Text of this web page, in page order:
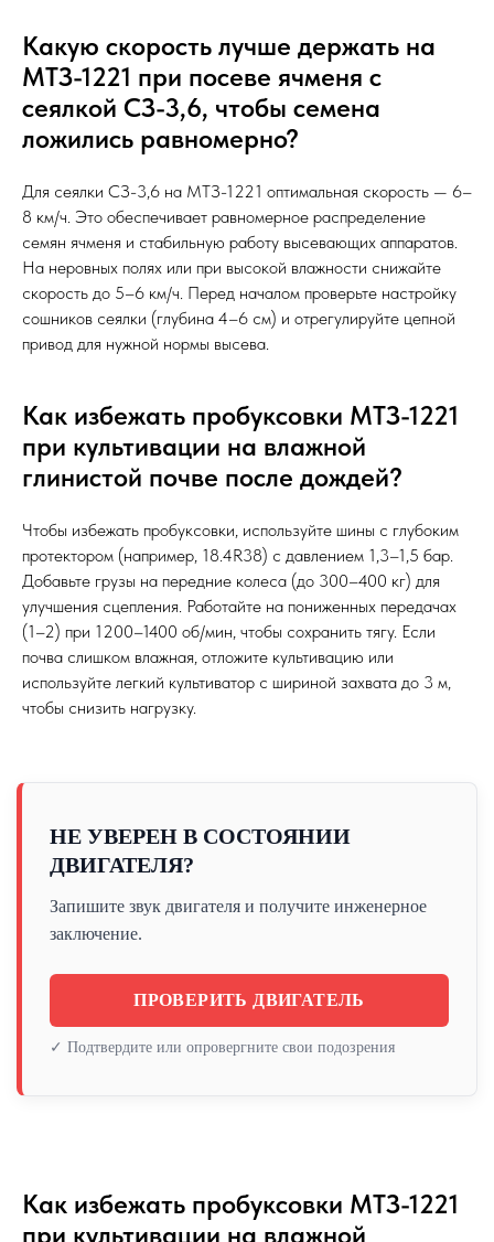
Какую скорость лучше держать на
МТЗ-1221 при посеве ячменя с
сеялкой СЗ-3,6, чтобы семена
ложились равномерно?
Для сеялки СЗ-3,6 на МТЗ-1221 оптимальная скорость — 6–
8 км/ч. Это обеспечивает равномерное распределение
семян ячменя и стабильную работу высевающих аппаратов.
На неровных полях или при высокой влажности снижайте
скорость до 5–6 км/ч. Перед началом проверьте настройку
сошников сеялки (глубина 4–6 см) и отрегулируйте цепной
привод для нужной нормы высева.
Как избежать пробуксовки МТЗ-1221
при культивации на влажной
глинистой почве после дождей?
Чтобы избежать пробуксовки, используйте шины с глубоким
протектором (например, 18.4R38) с давлением 1,3–1,5 бар.
Добавьте грузы на передние колеса (до 300–400 кг) для
улучшения сцепления. Работайте на пониженных передачах
(1–2) при 1200–1400 об/мин, чтобы сохранить тягу. Если
почва слишком влажная, отложите культивацию или
используйте легкий культиватор с шириной захвата до 3 м,
чтобы снизить нагрузку.
НЕ УВЕРЕН В СОСТОЯНИИ
ДВИГАТЕЛЯ?
Запишите звук двигателя и получите инженерное
заключение.
ПРОВЕРИТЬ ДВИГАТЕЛЬ
✓ Подтвердите или опровергните свои подозрения
Как избежать пробуксовки МТЗ-1221
при культивации на влажной